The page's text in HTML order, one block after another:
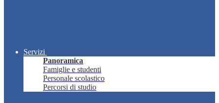
Servizi
Panoramica
Famiglie e studenti
Personale scolastico
Percorsi di studio